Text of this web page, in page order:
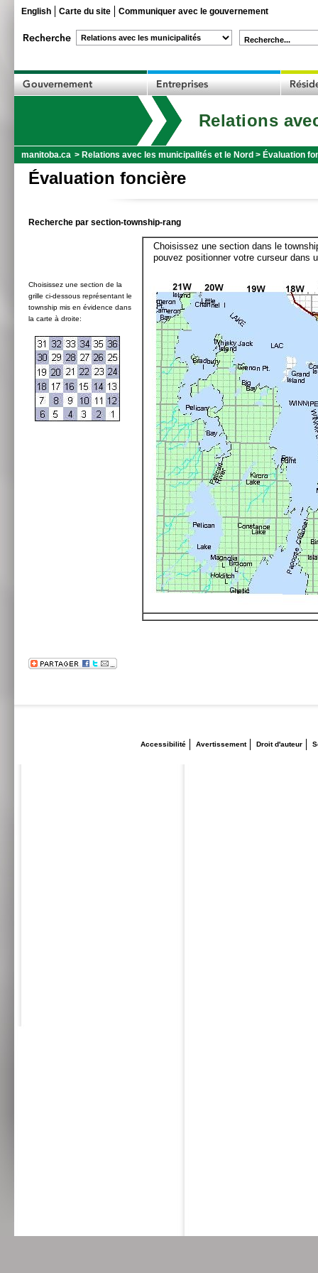
English Carte du site Communiquer avec le gouvernement
Recherche...
Relations
manitoba.ca > Relations avec les municipalités et le Nord > Évaluation
Évaluation foncière
Recherche par section-township-rang
Choisissez une section de la
grille ci-dessous représentant le
township mis en évidence dans
la carte à droite:
Choisissez une section dans le
pouvez positionner votre curseur dans
Accessibilité Avertissement Droit d'auteur